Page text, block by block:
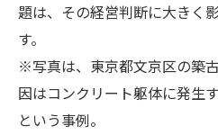
題は、その経営判断に大きく
す。
※写真は、東京都文京区の築
因はコンクリート躯体に発生
という事例。